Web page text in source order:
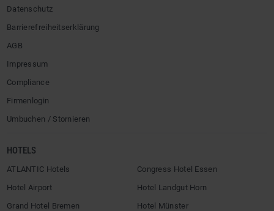
Datenschutz
Barrierefreiheitserklärung
AGB
Impressum
Compliance
Firmenlogin
Umbuchen / Stornieren
HOTELS
ATLANTIC Hotels
Hotel Airport
Grand Hotel Bremen
Congress Hotel Essen
Hotel Landgut Horn
Hotel Münster